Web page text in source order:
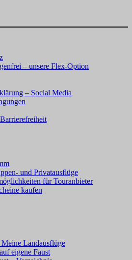
– unsere Flex-Option
– Social Media
und Privatausflüge
für Touranbieter
kaufen
Landausflüge
eigene Faust